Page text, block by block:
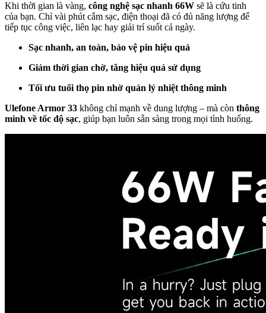
Khi thời gian là vàng, công nghệ sạc nhanh 66W sẽ là cứu tinh
của bạn. Chỉ vài phút cắm sạc, điện thoại đã có đủ năng lượng để
tiếp tục công việc, liên lạc hay giải trí suốt cả ngày.
Sạc nhanh, an toàn, bảo vệ pin hiệu quả
Giảm thời gian chờ, tăng hiệu quả sử dụng
Tối ưu tuổi thọ pin nhờ quản lý nhiệt thông minh
Ulefone Armor 33 không chỉ mạnh về dung lượng – mà còn thông
minh về tốc độ sạc, giúp bạn luôn sẵn sàng trong mọi tình huống.